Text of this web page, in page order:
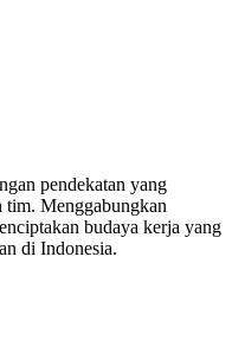
pendekatan yang
tim. Menggabungkan
budaya kerja yang
di Indonesia.